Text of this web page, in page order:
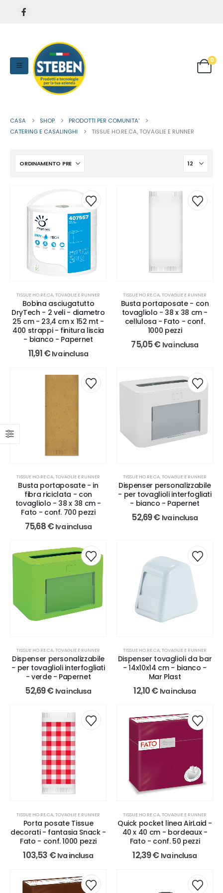
0
CASA SHOP
PRODOTTI PER COMUNITA'
CATERING E CASALINGHI
TISSUE HO.RE.CA, TOVAGLIE E RUNNER
TISSUE HO.RE.CA, TOVAGLIE E RUNNER
Bobina asciugatutto
DryTech - 2 veli - diametro
25 cm - 23,4 cm x 152 mt -
400 strappi - finitura liscia
- bianco - Papernet
11,91€ Iva inclusa
TISSUE HO.RE.CA, TOVAGLIE E RUNNER
Busta portaposate - con
tovagliolo - 38 x 38 cm -
cellulosa - Fato - conf.
1000 pezzi
75,05€ Iva inclusa
TISSUE HO.RE.CA, TOVAGLIE E RUNNER
Busta portaposate - in
fibra riciclata - con
tovagliolo - 38 x 38 cm -
Fato - conf. 700 pezzi
75,68€ Iva inclusa
TISSUE HO.RE.CA, TOVAGLIE E RUNNER
Dispenser personalizzabile
- per tovaglioli interfogliati
- bianco - Papernet
52,69€ Iva inclusa
TISSUE HO.RE.CA, TOVAGLIE E RUNNER
Dispenser personalizzabile
- per tovaglioli interfogliati
- verde - Papernet
52,69€ Iva inclusa
TISSUE HO.RE.CA, TOVAGLIE E RUNNER
Dispenser tovaglioli da bar
- 14x10x14 cm - bianco -
Mar Plast
12,10€ Iva inclusa
TISSUE HO.RE.CA, TOVAGLIE E RUNNER
Porta posate Tissue
decorati - fantasia Snack -
Fato - conf. 1000 pezzi
103,53 € Iva inclusa
TISSUE HO.RE.CA, TOVAGLIE E RUNNER
Quick pocket linea AirLaid -
40 x 40 cm - bordeaux -
Fato - conf. 50 pezzi
12,39€ Iva inclusa